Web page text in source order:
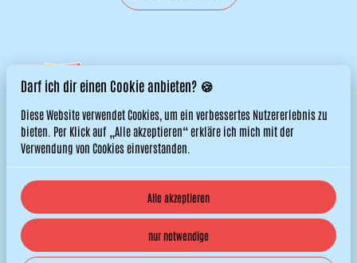
© 2026 Titos Hüpfburgen. All right reserved. |Datenschutzerklärung
|
Darf ich dir einen Cookie anbieten? 🍪
Diese Website verwendet Cookies, um ein verbessertes Nutzererlebnis zu
bieten. Per Klick auf „Alle akzeptieren“ erkläre ich mich mit der
Verwendung von Cookies einverstanden.
Alle akzeptieren
nur notwendige